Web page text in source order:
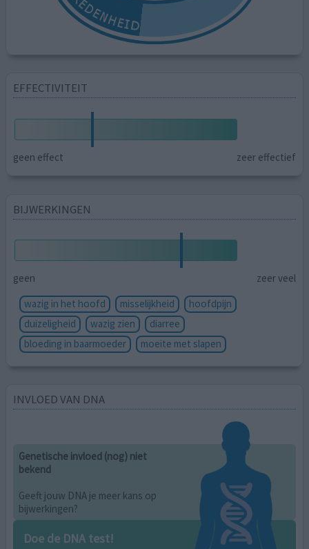
EFFECTIVITEIT
geen effect zeer effectief
BIJWERKINGEN
geen
zeer veel
wazig in het hoofd
misselijkheid
hoofdpijn
duizeligheid
wazig zien
diarree
bloeding in baarmoeder
moeite met slapen
INVLOED VAN DNA
Genetische invloed (nog) niet
bekend
Geeft jouw DNA je meer kans op
bijwerkingen?
Doe de DNA test!